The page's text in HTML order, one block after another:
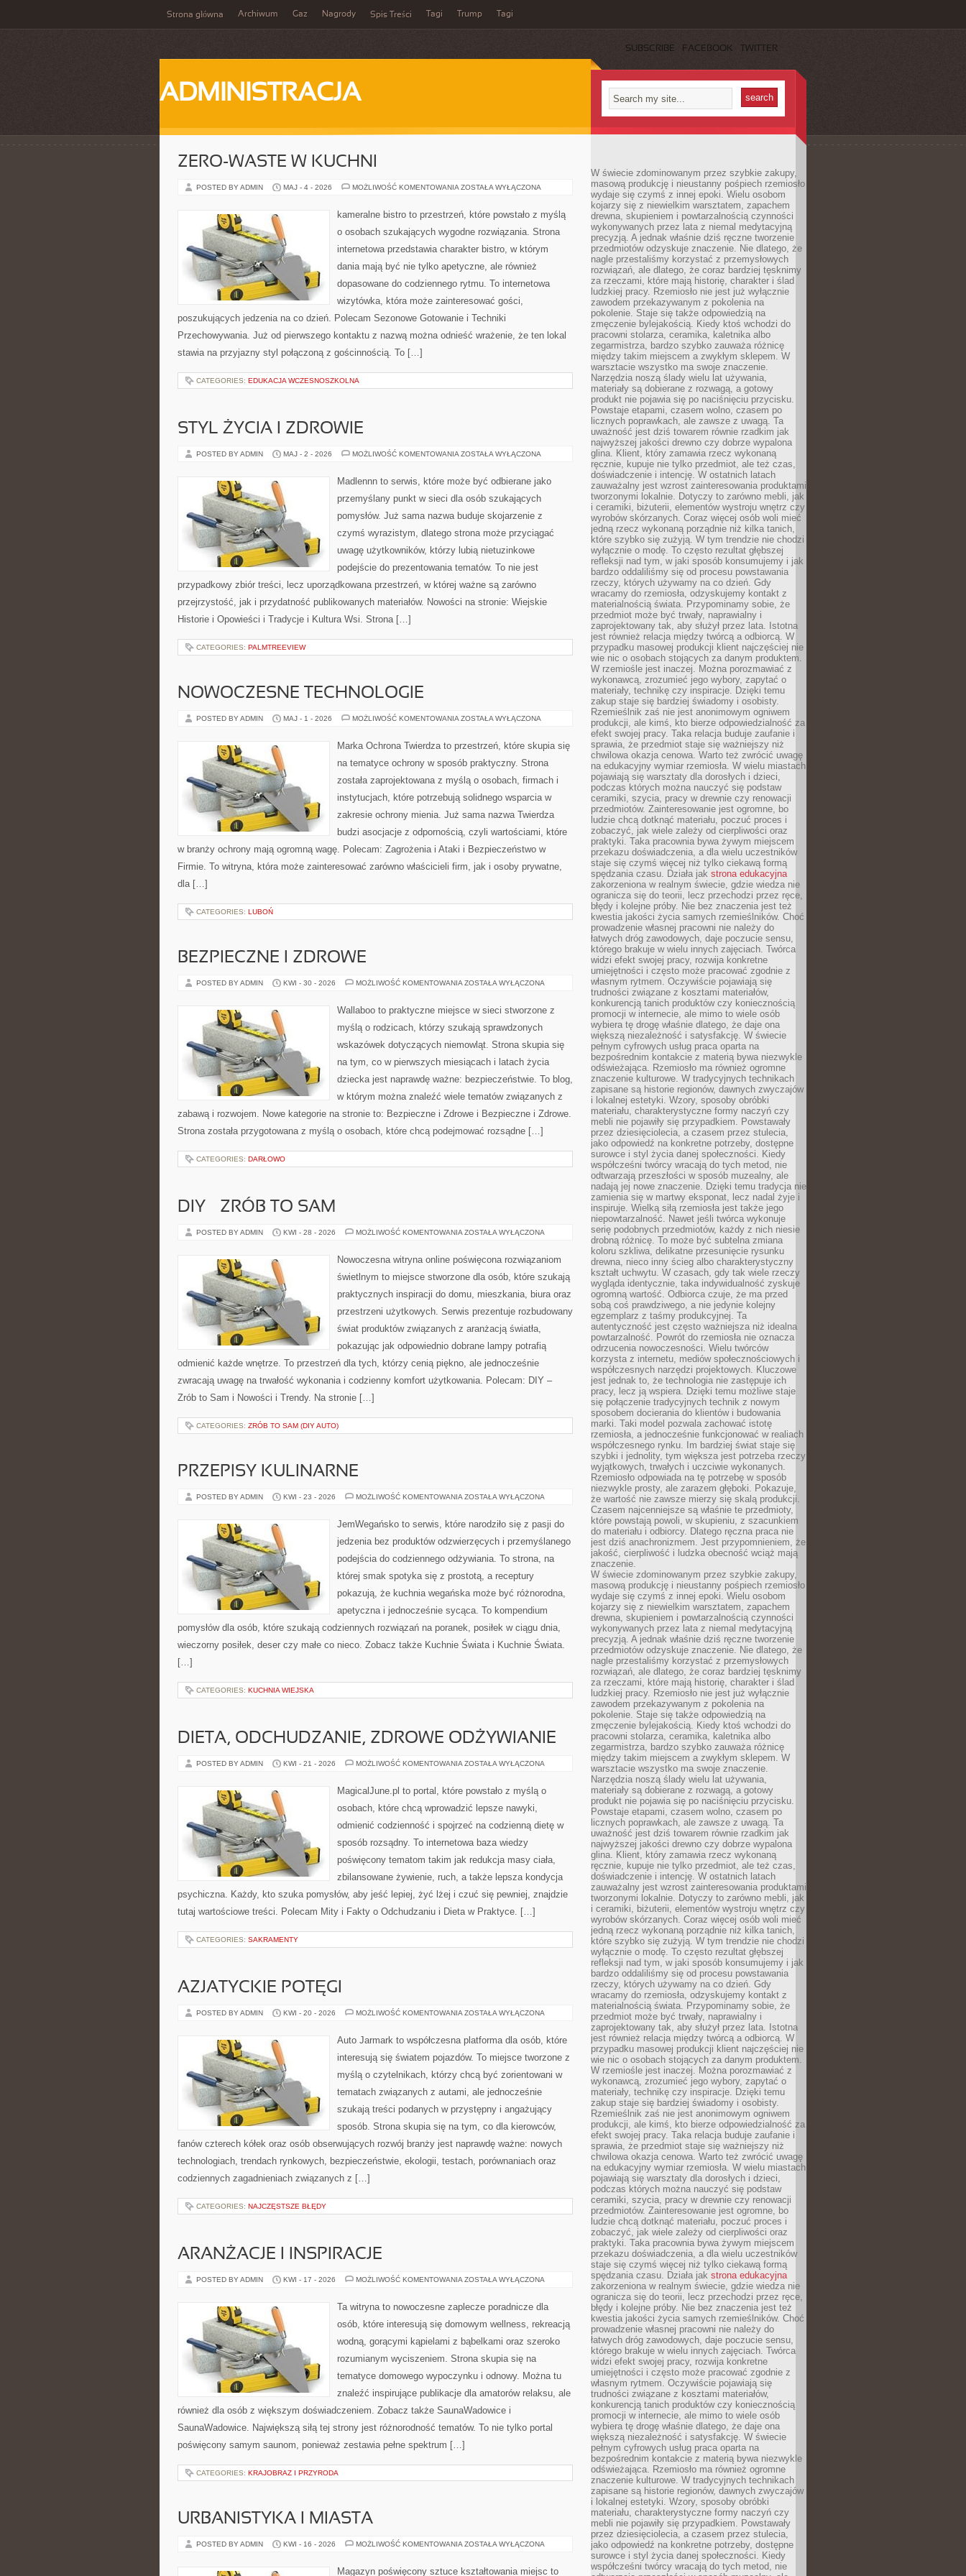
Strona główna Archiwum Gaz Nagrody Spis Treści Tagi Trump Tagi
SUBSCRIBE FACEBOOK TWITTER
ADMINISTRACJA
ZERO-WASTE W KUCHNI
POSTED BY ADMIN MAJ - 4 - 2026 MOŻLIWOŚĆ KOMENTOWANIA ZERO-
KUCHNI
ZOSTAŁA WYŁĄCZONA
kameralne bistro to przestrzeń, które powstało z myślą
o osobach szukających wygodne rozwiązania. Strona
internetowa przedstawia charakter bistro, w którym
dania mają być nie tylko apetyczne, ale również
dopasowane do codziennego rytmu. To internetowa
wizytówka, która może zainteresować gości,
poszukujących jedzenia na co dzień. Polecam Sezonowe Gotowanie i Techniki
Przechowywania. Już od pierwszego kontaktu z nazwą można odnieść wrażenie, że ten lokal
stawia na przyjazny styl połączoną z gościnnością. To […]
CATEGORIES: EDUKACJA WCZESNOSZKOLNA
STYL ŻYCIA I ZDROWIE
POSTED BY ADMIN MAJ - 2 - 2026 MOŻLIWOŚĆ KOMENTOWANIA STYL
ZDROWIE
ZOSTAŁA WYŁĄCZONA
Madlennn to serwis, które może być odbierane jako
przemyślany punkt w sieci dla osób szukających
pomysłów. Już sama nazwa buduje skojarzenie z
czymś wyrazistym, dlatego strona może przyciągać
uwagę użytkowników, którzy lubią nietuzinkowe
podejście do prezentowania tematów. To nie jest
przypadkowy zbiór treści, lecz uporządkowana przestrzeń, w której ważne są zarówno
przejrzystość, jak i przydatność publikowanych materiałów. Nowości na stronie: Wiejskie
Historie i Opowieści i Tradycje i Kultura Wsi. Strona […]
CATEGORIES: PALMTREEVIEW
NOWOCZESNE TECHNOLOGIE
POSTED BY ADMIN MAJ - 1 - 2026 MOŻLIWOŚĆ KOMENTOWANIA NOWOCZESNE
ZOSTAŁA WYŁĄCZONA
Marka Ochrona Twierdza to przestrzeń, które skupia się
na tematyce ochrony w sposób praktyczny. Strona
została zaprojektowana z myślą o osobach, firmach i
instytucjach, które potrzebują solidnego wsparcia w
zakresie ochrony mienia. Już sama nazwa Twierdza
budzi asocjacje z odpornością, czyli wartościami, które
w branży ochrony mają ogromną wagę. Polecam: Zagrożenia i Ataki i Bezpieczeństwo w
Firmie. To witryna, która może zainteresować zarówno właścicieli firm, jak i osoby prywatne,
dla […]
CATEGORIES: LUBOŃ
BEZPIECZNE I ZDROWE
POSTED BY ADMIN KWI - 30 - 2026 MOŻLIWOŚĆ KOMENTOWANIA BEZPIECZNE
ZOSTAŁA WYŁĄCZONA
Wallaboo to praktyczne miejsce w sieci stworzone z
myślą o rodzicach, którzy szukają sprawdzonych
wskazówek dotyczących niemowląt. Strona skupia się
na tym, co w pierwszych miesiącach i latach życia
dziecka jest naprawdę ważne: bezpieczeństwie. To blog,
w którym można znaleźć wiele tematów związanych z
zabawą i rozwojem. Nowe kategorie na stronie to: Bezpieczne i Zdrowe i Bezpieczne i Zdrowe.
Strona została przygotowana z myślą o osobach, które chcą podejmować rozsądne […]
CATEGORIES: DARŁOWO
DIY – ZRÓB TO SAM
POSTED BY ADMIN KWI - 28 - 2026 MOŻLIWOŚĆ KOMENTOWANIA DIY
TO
SAM
ZOSTAŁA WYŁĄCZONA
Nowoczesna witryna online poświęcona rozwiązaniom
świetlnym to miejsce stworzone dla osób, które szukają
praktycznych inspiracji do domu, mieszkania, biura oraz
przestrzeni użytkowych. Serwis prezentuje rozbudowany
świat produktów związanych z aranżacją światła,
pokazując jak odpowiednio dobrane lampy potrafią
odmienić każde wnętrze. To przestrzeń dla tych, którzy cenią piękno, ale jednocześnie
zwracają uwagę na trwałość wykonania i codzienny komfort użytkowania. Polecam: DIY –
Zrób to Sam i Nowości i Trendy. Na stronie […]
CATEGORIES: ZRÓB TO SAM (DIY AUTO)
PRZEPISY KULINARNE
POSTED BY ADMIN KWI - 23 - 2026 MOŻLIWOŚĆ KOMENTOWANIA PRZEPISY
ZOSTAŁA WYŁĄCZONA
JemWegańsko to serwis, które narodziło się z pasji do
jedzenia bez produktów odzwierzęcych i przemyślanego
podejścia do codziennego odżywiania. To strona, na
której smak spotyka się z prostotą, a receptury
pokazują, że kuchnia wegańska może być różnorodna,
apetyczna i jednocześnie sycąca. To kompendium
pomysłów dla osób, które szukają codziennych rozwiązań na poranek, posiłek w ciągu dnia,
wieczorny posiłek, deser czy małe co nieco. Zobacz także Kuchnie Świata i Kuchnie Świata.
[…]
CATEGORIES: KUCHNIA WIEJSKA
DIETA, ODCHUDZANIE, ZDROWE ODŻYWIANIE
POSTED BY ADMIN KWI - 21 - 2026 MOŻLIWOŚĆ KOMENTOWANIA DIETA,
ODŻYWIANIE
ZOSTAŁA WYŁĄCZONA
MagicalJune.pl to portal, które powstało z myślą o
osobach, które chcą wprowadzić lepsze nawyki,
odmienić codzienność i spojrzeć na codzienną dietę w
sposób rozsądny. To internetowa baza wiedzy
poświęcony tematom takim jak redukcja masy ciała,
zbilansowane żywienie, ruch, a także lepsza kondycja
psychiczna. Każdy, kto szuka pomysłów, aby jeść lepiej, żyć lżej i czuć się pewniej, znajdzie
tutaj wartościowe treści. Polecam Mity i Fakty o Odchudzaniu i Dieta w Praktyce. […]
CATEGORIES: SAKRAMENTY
AZJATYCKIE POTĘGI
POSTED BY ADMIN KWI - 20 - 2026 MOŻLIWOŚĆ KOMENTOWANIA AZJATYCKIE
ZOSTAŁA WYŁĄCZONA
Auto Jarmark to współczesna platforma dla osób, które
interesują się światem pojazdów. To miejsce tworzone z
myślą o czytelnikach, którzy chcą być zorientowani w
tematach związanych z autami, ale jednocześnie
szukają treści podanych w przystępny i angażujący
sposób. Strona skupia się na tym, co dla kierowców,
fanów czterech kółek oraz osób obserwujących rozwój branży jest naprawdę ważne: nowych
technologiach, trendach rynkowych, bezpieczeństwie, ekologii, testach, porównaniach oraz
codziennych zagadnieniach związanych z […]
CATEGORIES: NAJCZĘSTSZE BŁĘDY
ARANŻACJE I INSPIRACJE
POSTED BY ADMIN KWI - 17 - 2026 MOŻLIWOŚĆ KOMENTOWANIA ARANŻACJE
ZOSTAŁA WYŁĄCZONA
Ta witryna to nowoczesne zaplecze poradnicze dla
osób, które interesują się domowym wellness, rekreacją
wodną, gorącymi kąpielami z bąbelkami oraz szeroko
rozumianym wyciszeniem. Strona skupia się na
tematyce domowego wypoczynku i odnowy. Można tu
znaleźć inspirujące publikacje dla amatorów relaksu, ale
również dla osób z większym doświadczeniem. Zobacz także SaunaWadowice i
SaunaWadowice. Największą siłą tej strony jest różnorodność tematów. To nie tylko portal
poświęcony samym saunom, ponieważ zestawia pełne spektrum […]
CATEGORIES: KRAJOBRAZ I PRZYRODA
URBANISTYKA I MIASTA
POSTED BY ADMIN KWI - 16 - 2026 MOŻLIWOŚĆ KOMENTOWANIA URBANISTYKA
ZOSTAŁA WYŁĄCZONA
Magazyn poświęcony sztuce kształtowania miejsc to
W świecie zdominowanym przez szybkie zakupy,
masową produkcję i nieustanny pośpiech rzemiosło
wydaje się czymś z innej epoki. Wielu osobom
kojarzy się z niewielkim warsztatem, zapachem
drewna, skupieniem i powtarzalnością czynności
wykonywanych przez lata z niemal medytacyjną
precyzją. A jednak właśnie dziś ręczne tworzenie
przedmiotów odzyskuje znaczenie. Nie dlatego, że
nagle przestaliśmy korzystać z przemysłowych
rozwiązań, ale dlatego, że coraz bardziej tęsknimy
za rzeczami, które mają historię, charakter i ślad
ludzkiej pracy. Rzemiosło nie jest już wyłącznie
zawodem przekazywanym z pokolenia na
pokolenie. Staje się także odpowiedzią na
zmęczenie bylejakością. Kiedy ktoś wchodzi do
pracowni stolarza, ceramika, kaletnika albo
zegarmistrza, bardzo szybko zauważa różnicę
między takim miejscem a zwykłym sklepem. W
warsztacie wszystko ma swoje znaczenie.
Narzędzia noszą ślady wielu lat używania,
materiały są dobierane z rozwagą, a gotowy
produkt nie pojawia się po naciśnięciu przycisku.
Powstaje etapami, czasem wolno, czasem po
licznych poprawkach, ale zawsze z uwagą. Ta
uważność jest dziś towarem równie rzadkim jak
najwyższej jakości drewno czy dobrze wypalona
glina. Klient, który zamawia rzecz wykonaną
ręcznie, kupuje nie tylko przedmiot, ale też czas,
doświadczenie i intencję. W ostatnich latach
zauważalny jest wzrost zainteresowania produktami
tworzonymi lokalnie. Dotyczy to zarówno mebli, jak
i ceramiki, biżuterii, elementów wystroju wnętrz czy
wyrobów skórzanych. Coraz więcej osób woli mieć
jedną rzecz wykonaną porządnie niż kilka tanich,
które szybko się zużyją. W tym trendzie nie chodzi
wyłącznie o modę. To często rezultat głębszej
refleksji nad tym, w jaki sposób konsumujemy i jak
bardzo oddaliliśmy się od procesu powstawania
rzeczy, których używamy na co dzień. Gdy
wracamy do rzemiosła, odzyskujemy kontakt z
materialnością świata. Przypominamy sobie, że
przedmiot może być trwały, naprawialny i
zaprojektowany tak, aby służył przez lata. Istotna
jest również relacja między twórcą a odbiorcą. W
przypadku masowej produkcji klient najczęściej nie
wie nic o osobach stojących za danym produktem.
W rzemiośle jest inaczej. Można porozmawiać z
wykonawcą, zrozumieć jego wybory, zapytać o
materiały, technikę czy inspiracje. Dzięki temu
zakup staje się bardziej świadomy i osobisty.
Rzemieślnik zaś nie jest anonimowym ogniwem
produkcji, ale kimś, kto bierze odpowiedzialność za
efekt swojej pracy. Taka relacja buduje zaufanie i
sprawia, że przedmiot staje się ważniejszy niż
chwilowa okazja cenowa. Warto też zwrócić uwagę
na edukacyjny wymiar rzemiosła. W wielu miastach
pojawiają się warsztaty dla dorosłych i dzieci,
podczas których można nauczyć się podstaw
ceramiki, szycia, pracy w drewnie czy renowacji
przedmiotów. Zainteresowanie jest ogromne, bo
ludzie chcą dotknąć materiału, poczuć proces i
zobaczyć, jak wiele zależy od cierpliwości oraz
praktyki. Taka pracownia bywa żywym miejscem
przekazu doświadczenia, a dla wielu uczestników
staje się czymś więcej niż tylko ciekawą formą
spędzania czasu. Działa jak strona edukacyjna
zakorzeniona w realnym świecie, gdzie wiedza nie
ogranicza się do teorii, lecz przechodzi przez ręce,
błędy i kolejne próby. Nie bez znaczenia jest też
kwestia jakości życia samych rzemieślników. Choć
prowadzenie własnej pracowni nie należy do
łatwych dróg zawodowych, daje poczucie sensu,
którego brakuje w wielu innych zajęciach. Twórca
widzi efekt swojej pracy, rozwija konkretne
umiejętności i często może pracować zgodnie z
własnym rytmem. Oczywiście pojawiają się
trudności związane z kosztami materiałów,
konkurencją tanich produktów czy koniecznością
promocji w internecie, ale mimo to wiele osób
wybiera tę drogę właśnie dlatego, że daje ona
większą niezależność i satysfakcję. W świecie
pełnym cyfrowych usług praca oparta na
bezpośrednim kontakcie z materią bywa niezwykle
odświeżająca. Rzemiosło ma również ogromne
znaczenie kulturowe. W tradycyjnych technikach
zapisane są historie regionów, dawnych zwyczajów
i lokalnej estetyki. Wzory, sposoby obróbki
materiału, charakterystyczne formy naczyń czy
mebli nie pojawiły się przypadkiem. Powstawały
przez dziesięciolecia, a czasem przez stulecia,
jako odpowiedź na konkretne potrzeby, dostępne
surowce i styl życia danej społeczności. Kiedy
współcześni twórcy wracają do tych metod, nie
odtwarzają przeszłości w sposób muzealny, ale
nadają jej nowe znaczenie. Dzięki temu tradycja nie
zamienia się w martwy eksponat, lecz nadal żyje i
inspiruje. Wielką siłą rzemiosła jest także jego
niepowtarzalność. Nawet jeśli twórca wykonuje
serię podobnych przedmiotów, każdy z nich niesie
drobną różnicę. To może być subtelna zmiana
koloru szkliwa, delikatne przesunięcie rysunku
drewna, nieco inny ścieg albo charakterystyczny
kształt uchwytu. W czasach, gdy tak wiele rzeczy
wygląda identycznie, taka indywidualność zyskuje
ogromną wartość. Odbiorca czuje, że ma przed
sobą coś prawdziwego, a nie jedynie kolejny
egzemplarz z taśmy produkcyjnej. Ta
autentyczność jest często ważniejsza niż idealna
powtarzalność. Powrót do rzemiosła nie oznacza
odrzucenia nowoczesności. Wielu twórców
korzysta z internetu, mediów społecznościowych i
współczesnych narzędzi projektowych. Kluczowe
jest jednak to, że technologia nie zastępuje ich
pracy, lecz ją wspiera. Dzięki temu możliwe staje
się połączenie tradycyjnych technik z nowym
sposobem docierania do klientów i budowania
marki. Taki model pozwala zachować istotę
rzemiosła, a jednocześnie funkcjonować w realiach
współczesnego rynku. Im bardziej świat staje się
szybki i jednolity, tym większa jest potrzeba rzeczy
wyjątkowych, trwałych i uczciwie wykonanych.
Rzemiosło odpowiada na tę potrzebę w sposób
niezwykle prosty, ale zarazem głęboki. Pokazuje,
że wartość nie zawsze mierzy się skalą produkcji.
Czasem najcenniejsze są właśnie te przedmioty,
które powstają powoli, w skupieniu, z szacunkiem
do materiału i odbiorcy. Dlatego ręczna praca nie
jest dziś anachronizmem. Jest przypomnieniem, że
jakość, cierpliwość i ludzka obecność wciąż mają
znaczenie.
W świecie zdominowanym przez szybkie zakupy,
masową produkcję i nieustanny pośpiech rzemiosło
wydaje się czymś z innej epoki. Wielu osobom
kojarzy się z niewielkim warsztatem, zapachem
drewna, skupieniem i powtarzalnością czynności
wykonywanych przez lata z niemal medytacyjną
precyzją. A jednak właśnie dziś ręczne tworzenie
przedmiotów odzyskuje znaczenie. Nie dlatego, że
nagle przestaliśmy korzystać z przemysłowych
rozwiązań, ale dlatego, że coraz bardziej tęsknimy
za rzeczami, które mają historię, charakter i ślad
ludzkiej pracy. Rzemiosło nie jest już wyłącznie
zawodem przekazywanym z pokolenia na
pokolenie. Staje się także odpowiedzią na
zmęczenie bylejakością. Kiedy ktoś wchodzi do
pracowni stolarza, ceramika, kaletnika albo
zegarmistrza, bardzo szybko zauważa różnicę
między takim miejscem a zwykłym sklepem. W
warsztacie wszystko ma swoje znaczenie.
Narzędzia noszą ślady wielu lat używania,
materiały są dobierane z rozwagą, a gotowy
produkt nie pojawia się po naciśnięciu przycisku.
Powstaje etapami, czasem wolno, czasem po
licznych poprawkach, ale zawsze z uwagą. Ta
uważność jest dziś towarem równie rzadkim jak
najwyższej jakości drewno czy dobrze wypalona
glina. Klient, który zamawia rzecz wykonaną
ręcznie, kupuje nie tylko przedmiot, ale też czas,
doświadczenie i intencję. W ostatnich latach
zauważalny jest wzrost zainteresowania produktami
tworzonymi lokalnie. Dotyczy to zarówno mebli, jak
i ceramiki, biżuterii, elementów wystroju wnętrz czy
wyrobów skórzanych. Coraz więcej osób woli mieć
jedną rzecz wykonaną porządnie niż kilka tanich,
które szybko się zużyją. W tym trendzie nie chodzi
wyłącznie o modę. To często rezultat głębszej
refleksji nad tym, w jaki sposób konsumujemy i jak
bardzo oddaliliśmy się od procesu powstawania
rzeczy, których używamy na co dzień. Gdy
wracamy do rzemiosła, odzyskujemy kontakt z
materialnością świata. Przypominamy sobie, że
przedmiot może być trwały, naprawialny i
zaprojektowany tak, aby służył przez lata. Istotna
jest również relacja między twórcą a odbiorcą. W
przypadku masowej produkcji klient najczęściej nie
wie nic o osobach stojących za danym produktem.
W rzemiośle jest inaczej. Można porozmawiać z
wykonawcą, zrozumieć jego wybory, zapytać o
materiały, technikę czy inspiracje. Dzięki temu
zakup staje się bardziej świadomy i osobisty.
Rzemieślnik zaś nie jest anonimowym ogniwem
produkcji, ale kimś, kto bierze odpowiedzialność za
efekt swojej pracy. Taka relacja buduje zaufanie i
sprawia, że przedmiot staje się ważniejszy niż
chwilowa okazja cenowa. Warto też zwrócić uwagę
na edukacyjny wymiar rzemiosła. W wielu miastach
pojawiają się warsztaty dla dorosłych i dzieci,
podczas których można nauczyć się podstaw
ceramiki, szycia, pracy w drewnie czy renowacji
przedmiotów. Zainteresowanie jest ogromne, bo
ludzie chcą dotknąć materiału, poczuć proces i
zobaczyć, jak wiele zależy od cierpliwości oraz
praktyki. Taka pracownia bywa żywym miejscem
przekazu doświadczenia, a dla wielu uczestników
staje się czymś więcej niż tylko ciekawą formą
spędzania czasu. Działa jak strona edukacyjna
zakorzeniona w realnym świecie, gdzie wiedza nie
ogranicza się do teorii, lecz przechodzi przez ręce,
błędy i kolejne próby. Nie bez znaczenia jest też
kwestia jakości życia samych rzemieślników. Choć
prowadzenie własnej pracowni nie należy do
łatwych dróg zawodowych, daje poczucie sensu,
którego brakuje w wielu innych zajęciach. Twórca
widzi efekt swojej pracy, rozwija konkretne
umiejętności i często może pracować zgodnie z
własnym rytmem. Oczywiście pojawiają się
trudności związane z kosztami materiałów,
konkurencją tanich produktów czy koniecznością
promocji w internecie, ale mimo to wiele osób
wybiera tę drogę właśnie dlatego, że daje ona
większą niezależność i satysfakcję. W świecie
pełnym cyfrowych usług praca oparta na
bezpośrednim kontakcie z materią bywa niezwykle
odświeżająca. Rzemiosło ma również ogromne
znaczenie kulturowe. W tradycyjnych technikach
zapisane są historie regionów, dawnych zwyczajów
i lokalnej estetyki. Wzory, sposoby obróbki
materiału, charakterystyczne formy naczyń czy
mebli nie pojawiły się przypadkiem. Powstawały
przez dziesięciolecia, a czasem przez stulecia,
jako odpowiedź na konkretne potrzeby, dostępne
surowce i styl życia danej społeczności. Kiedy
współcześni twórcy wracają do tych metod, nie